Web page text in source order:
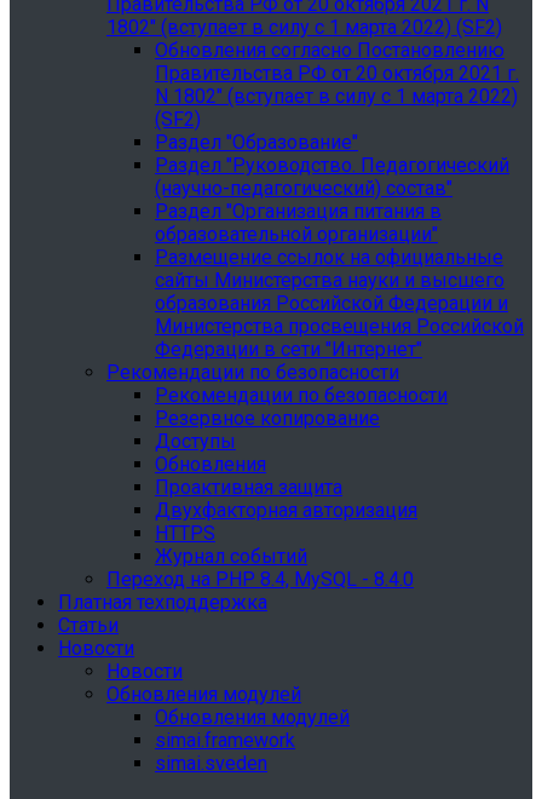
1802" (вступает в силу с 1 марта 2022) (SF2)
Обновления согласно Постановлению
Правительства РФ от 20 октября 2021 г.
N 1802" (вступает в силу с 1 марта 2022)
(SF2)
Раздел "Образование"
Раздел "Руководство. Педагогический
(научно-педагогический) состав"
Раздел "Организация питания в
образовательной организации"
Размещение ссылок на официальные
сайты Министерства науки и высшего
образования Российской Федерации и
Министерства просвещения Российской
Федерации в сети "Интернет"
Рекомендации по безопасности
Рекомендации по безопасности
Резервное копирование
Доступы
Обновления
Проактивная защита
Двухфакторная авторизация
HTTPS
Журнал событий
Переход на PHP 8.4, MySQL - 8.4.0
Платная техподдержка
Статьи
Новости
Новости
Обновления модулей
Обновления модулей
simai.framework
simai.sveden